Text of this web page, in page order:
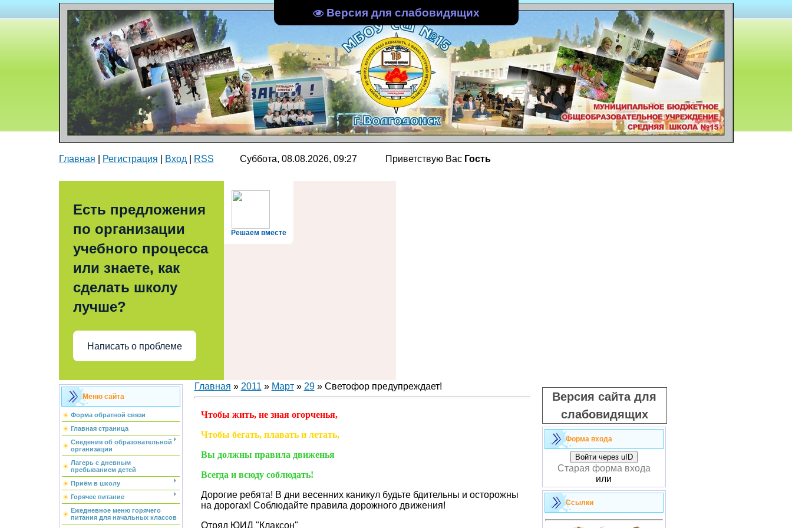
Версия для слабовидящих
Главная Регистрация Вход RSS Суббота, 08.08.2026, 09:27 Приветствую Вас Гость
Решаем вместе
Есть предложения
по организации
учебного процесса
или знаете, как
сделать школу
лучше?
Написать о проблеме
Меню сайта
Форма обратной связи
Главная страница
Сведения об образовательной
организации
Лагерь с дневным
пребыванием детей
Приём в школу
Горячее питание
Ежедневное меню горячего
питания для начальных классов
Главная » 2011 » Март » 29» Светофор предупреждает!
Чтобы жить, не зная огорченья,
Чтобы бегать, плавать и летать,
Вы должны правила движенья
Всегда и всюду соблюдать!
Дорогие ребята! В дни весенних каникул будьте бдительны и осторожны
на дорогах! Соблюдайте правила дорожного движения!
Отряд ЮИД "Клаксон"
Версия сайта для
слабовидящих
Форма входа
Войти через uID
Старая форма входа
или
Ссылки